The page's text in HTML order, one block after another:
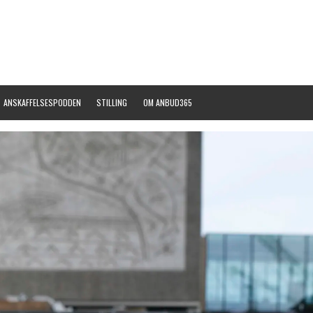
ANSKAFFELSESPODDEN STILLING OM ANBUD365